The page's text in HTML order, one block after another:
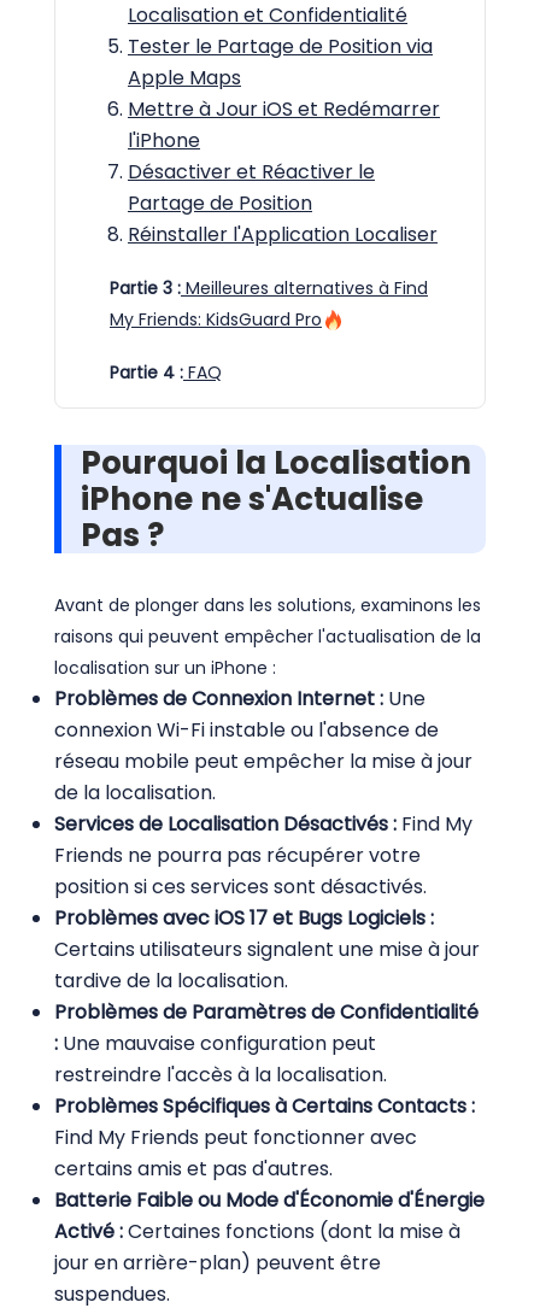
Localisation et Confidentialité
Tester le Partage de Position via
Apple Maps
Mettre à Jour iOS et Redémarrer
l'iPhone
Désactiver et Réactiver le
Partage de Position
Réinstaller l'Application Localiser
Partie 3 : Meilleures alternatives à Find
My Friends: KidsGuard Pro
Partie 4 : FAQ
Pourquoi la Localisation
iPhone ne s'Actualise
Pas ?
Avant de plonger dans les solutions, examinons les
raisons qui peuvent empêcher l'actualisation de la
localisation sur un iPhone :
Problèmes de Connexion Internet : Une
connexion Wi-Fi instable ou l'absence de
réseau mobile peut empêcher la mise à jour
de la localisation.
Services de Localisation Désactivés : Find My
Friends ne pourra pas récupérer votre
position si ces services sont désactivés.
Problèmes avec iOS 17 et Bugs Logiciels :
Certains utilisateurs signalent une mise à jour
tardive de la localisation.
Problèmes de Paramètres de Confidentialité
: Une mauvaise configuration peut
restreindre l'accès à la localisation.
Problèmes Spécifiques à Certains Contacts :
Find My Friends peut fonctionner avec
certains amis et pas d'autres.
Batterie Faible ou Mode d'Économie d'Énergie
Activé :Certaines fonctions (dont la mise à
jour en arrière-plan) peuvent être
suspendues.